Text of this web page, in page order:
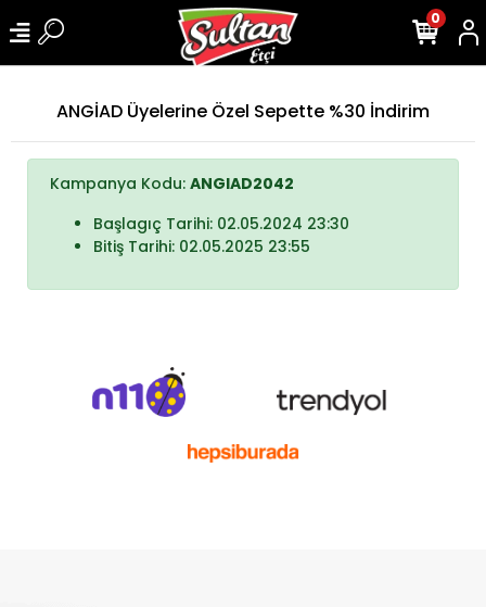
0
ANGİAD Üyelerine Özel Sepette %30 İndirim
Kampanya Kodu: ANGIAD2042
Başlagıç Tarihi: 02.05.2024 23:30
Bitiş Tarihi: 02.05.2025 23:55